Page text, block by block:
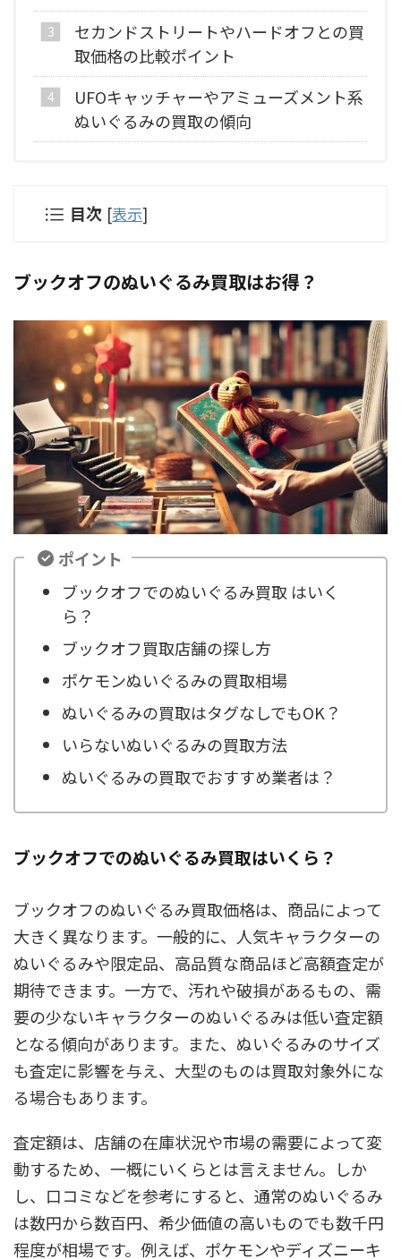
セカンドストリートやハードオフとの買
取価格の比較ポイント
UFOキャッチャーやアミューズメント系
ぬいぐるみの買取の傾向
目次 [表示]
ブックオフのぬいぐるみ買取はお得？
ポイント
ブックオフでのぬいぐるみ買取 はいく
ら？
ブックオフ買取店舗の探し方
ポケモンぬいぐるみの買取相場
ぬいぐるみの買取はタグなしでもOK？
いらないぬいぐるみの買取方法
ぬいぐるみの買取でおすすめ業者は？
ブックオフでのぬいぐるみ買取はいくら？
ブックオフのぬいぐるみ買取価格は、商品によって
大きく異なります。一般的に、人気キャラクターの
ぬいぐるみや限定品、高品質な商品ほど高額査定が
期待できます。一方で、汚れや破損があるもの、需
要の少ないキャラクターのぬいぐるみは低い査定額
となる傾向があります。また、ぬいぐるみのサイズ
も査定に影響を与え、大型のものは買取対象外にな
る場合もあります。
査定額は、店舗の在庫状況や市場の需要によって変
動するため、一概にいくらとは言えません。しか
し、口コミなどを参考にすると、通常のぬいぐるみ
は数円から数百円、希少価値の高いものでも数千円
程度が相場です。例えば、ポケモンやディズニーキ